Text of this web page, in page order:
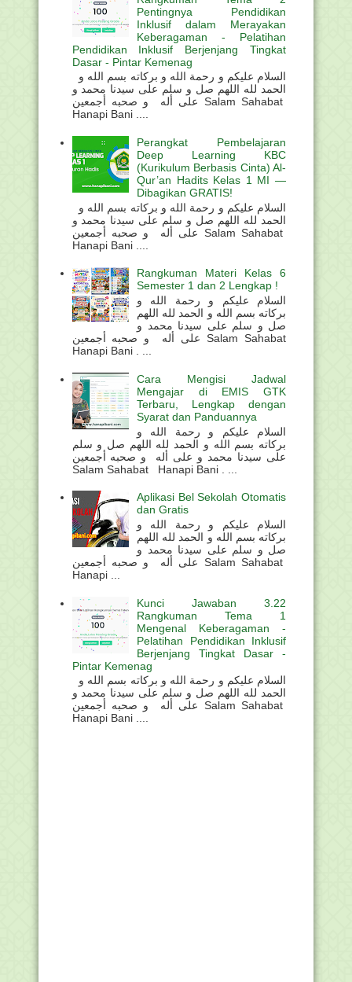
Pentingnya Pendidikan
Inklusif dalam Merayakan
Keberagaman - Pelatihan
Pendidikan Inklusif Berjenjang Tingkat
Dasar - Pintar Kemenag
الحمد لله اللهم صل و سلم على سيدنا محمد و
على أله و صحبه أجمعين Salam Sahabat
Hanapi Bani ....
Perangkat Pembelajaran
Deep Learning KBC
(Kurikulum Berbasis Cinta) Al-
Qur’an Hadits Kelas 1 MI —
Dibagikan GRATIS!
الحمد لله اللهم صل و سلم على سيدنا محمد و
على أله و صحبه أجمعين Salam Sahabat
Hanapi Bani ....
Rangkuman Materi Kelas 6
Semester 1 dan 2 Lengkap !
السلام عليكم و رحمة الله و
بركاته بسم الله و الحمد لله اللهم
صل و سلم على سيدنا محمد و
على أله و صحبه أجمعين Salam Sahabat
Hanapi Bani . ...
Cara Mengisi Jadwal
Mengajar di EMIS GTK
Terbaru, Lengkap dengan
Syarat dan Panduannya
السلام عليكم و رحمة الله و
بركاته بسم الله و الحمد لله اللهم صل و سلم
على سيدنا محمد و على أله و صحبه أجمعين
Salam Sahabat Hanapi Bani . ...
Aplikasi Bel Sekolah Otomatis
dan Gratis
السلام عليكم و رحمة الله و
بركاته بسم الله و الحمد لله اللهم
صل و سلم على سيدنا محمد و
على أله و صحبه أجمعين Salam Sahabat
Hanapi ...
Kunci Jawaban 3.22
Rangkuman Tema 1
Mengenal Keberagaman -
Pelatihan Pendidikan Inklusif
Berjenjang Tingkat Dasar -
Pintar Kemenag
الحمد لله اللهم صل و سلم على سيدنا محمد و
على أله و صحبه أجمعين Salam Sahabat
Hanapi Bani ....